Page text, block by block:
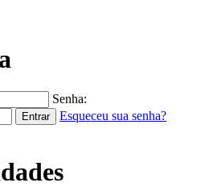
Senha:
Esqueceu sua senha?